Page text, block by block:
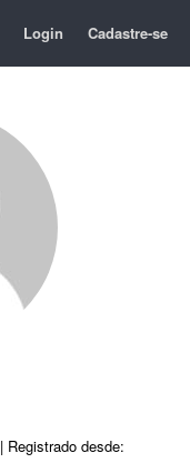
Login Cadastre-se
| Registrado desde: